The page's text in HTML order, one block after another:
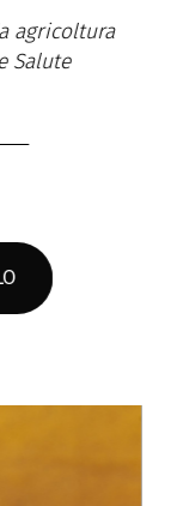
agricoltura
Salute